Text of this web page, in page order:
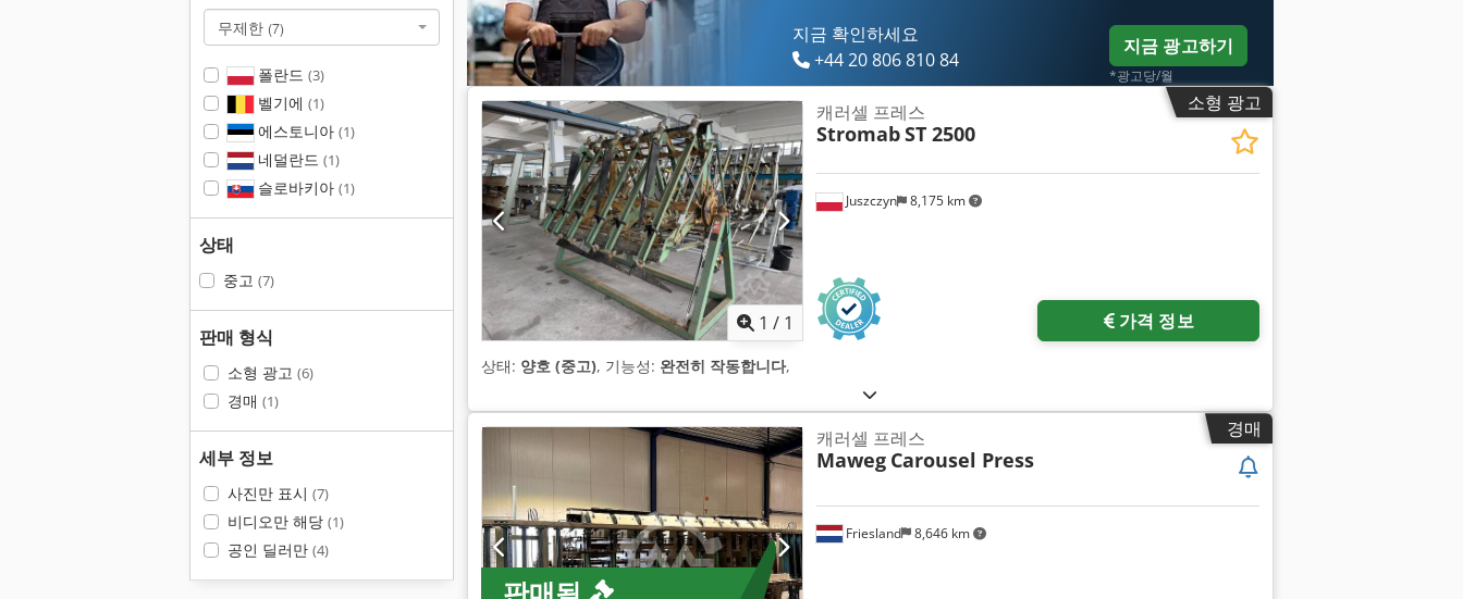
무제한 (7)
폴란드 (3)
벨기에 (1)
에스토니아 (1)
네덜란드 (1)
슬로바키아 (1)
상태
중고 (7)
판매 형식
소형 광고 (6)
경매 (1)
세부 정보
사진만 표시 (7)
비디오만 해당 (1)
공인 딜러만 (4)
지금 확인하세요
+44 20 806 810 84
지금 광고하기
*광고당/월
소형 광고
1 / 1
Juszczyn 8,175 km
캐러셀 프레스
StromabST 2500
가격 정보
상태: 양호 (중고), 기능성: 완전히 작동합니다,
경매
Friesland 8,646 km
캐러셀 프레스
Maweg Carousel Press